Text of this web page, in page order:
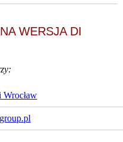
WERSJA DI
Wrocław